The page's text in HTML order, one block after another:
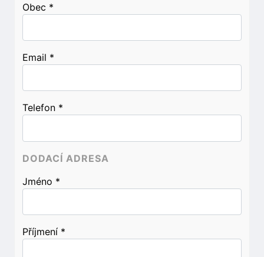
Obec *
Email *
Telefon *
DODACÍ ADRESA
Jméno *
Příjmení *